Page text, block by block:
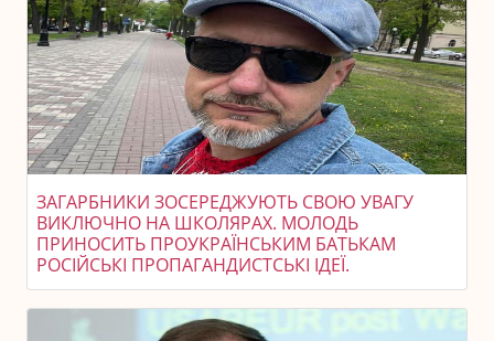
ЗАГАРБНИКИ ЗОСЕРЕДЖУЮТЬ СВОЮ УВАГУ
ВИКЛЮЧНО НА ШКОЛЯРАХ. МОЛОДЬ
ПРИНОСИТЬ ПРОУКРАЇНСЬКИМ БАТЬКАМ
РОСІЙСЬКІ ПРОПАГАНДИСТСЬКІ ІДЕЇ.